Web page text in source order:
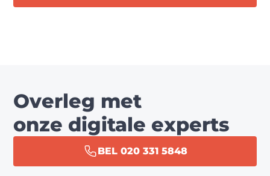
Overleg met
onze digitale experts
BEL 020 331 5848